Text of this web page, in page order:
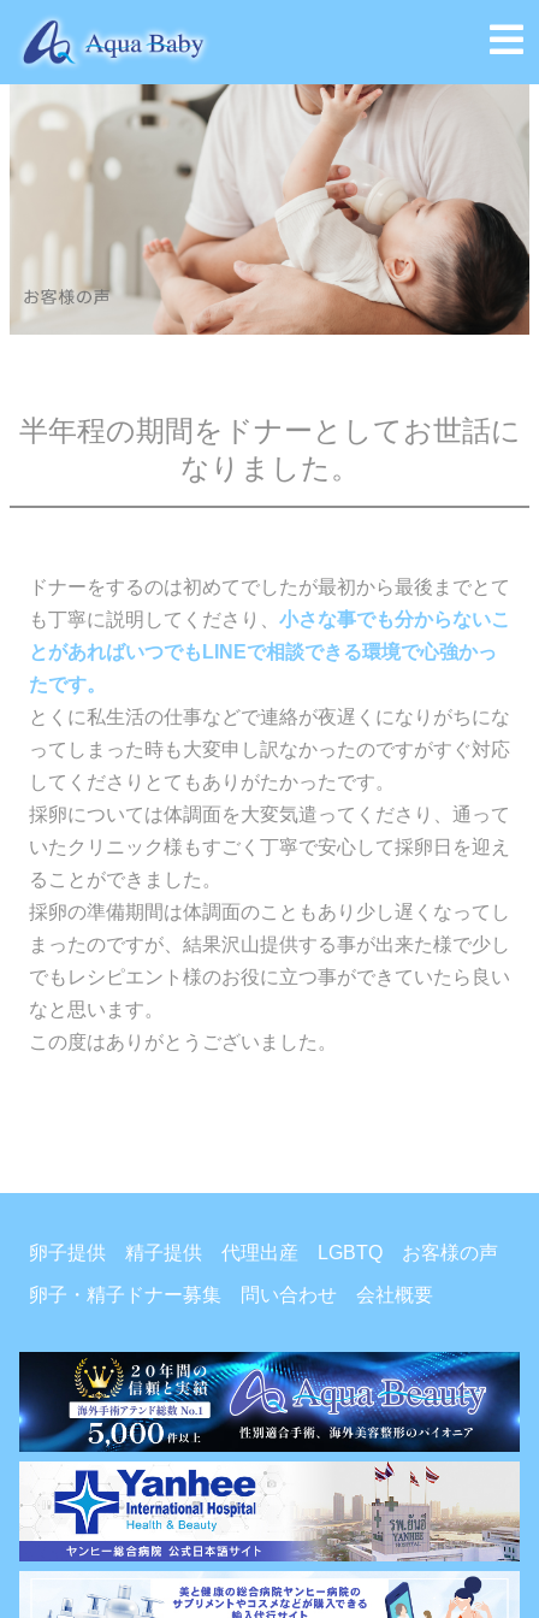
会社概要
半年程の期間をドナーとしてお世話に
なりました。
ドナーをするのは初めてでしたが最初から最後までとて
も丁寧に説明してくださり、 小さな事でも分からないこ
とがあればいつでもLINEで相談できる環境で心強かっ
たです。
とくに私生活の仕事などで連絡が夜遅くになりがちにな
ってしまった時も大変申し訳なかったのですがすぐ対応
してくださりとてもありがたかったです。
採卵については体調面を大変気遣ってくださり、通って
いたクリニック様もすごく丁寧で安心して採卵日を迎え
ることができました。
採卵の準備期間は体調面のこともあり少し遅くなってし
まったのですが、結果沢山提供する事が出来た様で少し
でもレシピエント様のお役に立つ事ができていたら良い
なと思います。
この度はありがとうございました。
卵子提供 精子提供 代理出産 LGBTQ お客様の声
卵子・精子ドナー募集 問い合わせ 会社概要